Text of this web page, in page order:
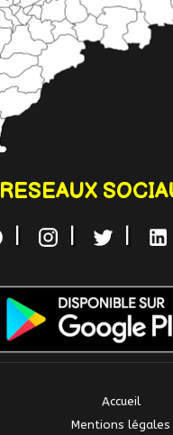
RESEAUX
Accueil
Mentions légales